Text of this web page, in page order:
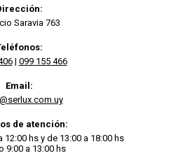
Saravia 763
| 099 155 466
Email:
de atención:
12:00 hs y de 13:00 a 18:00 hs
9:00 a 13:00 hs